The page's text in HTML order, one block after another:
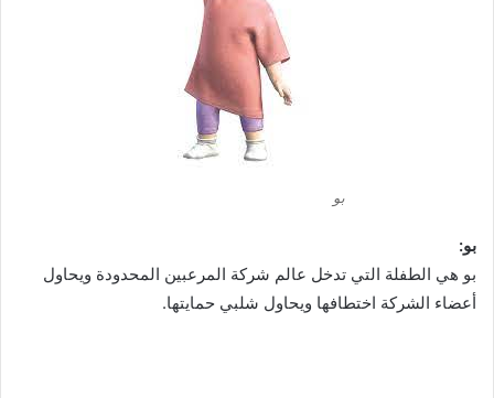
بو
بو:
بو هي الطفلة التي تدخل عالم شركة المرعبين المحدودة ويحاول
أعضاء الشركة اختطافها ويحاول شلبي حمايتها.